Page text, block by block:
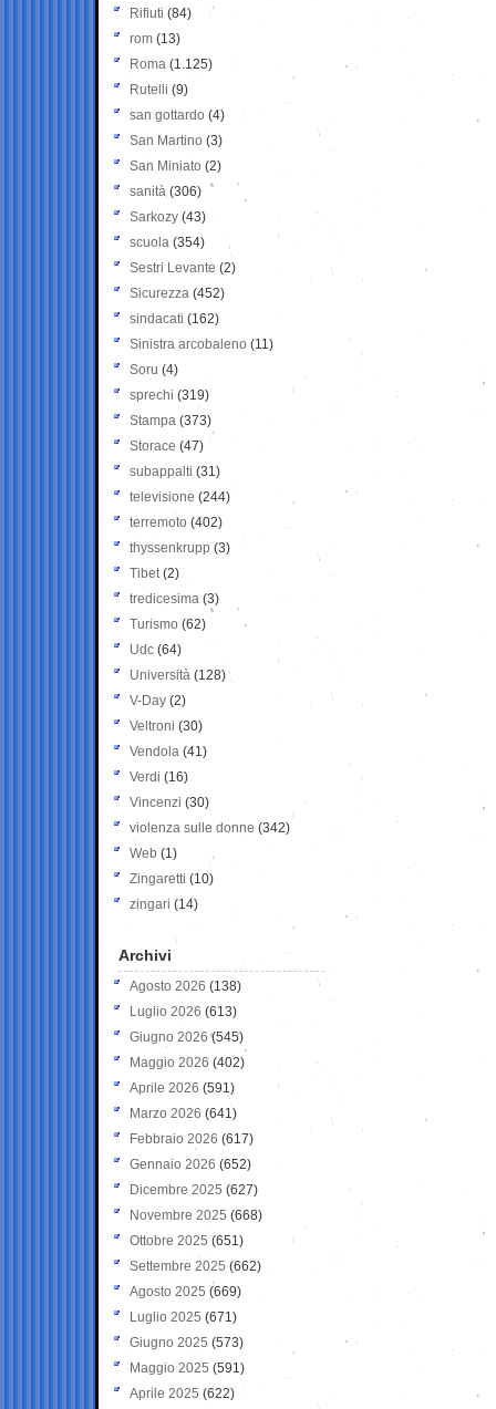
Rifiuti (84)
rom (13)
Roma (1.125)
Rutelli (9)
san gottardo (4)
San Martino (3)
San Miniato (2)
sanità (306)
Sarkozy (43)
scuola (354)
Sestri Levante (2)
Sicurezza (452)
sindacati (162)
Sinistra arcobaleno (11)
Soru (4)
sprechi (319)
Stampa (373)
Storace (47)
subappalti (31)
televisione(244)
terremoto (402)
thyssenkrupp (3)
Tibet(2)
tredicesima (3)
Turismo (62)
Udc (64)
Università (128)
V-Day (2)
Veltroni (30)
Vendola (41)
Verdi (16)
Vincenzi (30)
violenza sulle donne (342)
Web (1)
Zingaretti (10)
zingari (14)
Archivi
Agosto 2026 (138)
Luglio 2026 (613)
Giugno 2026 (545)
Maggio 2026 (402)
Aprile 2026 (591)
Marzo 2026 (641)
Febbraio 2026 (617)
Gennaio 2026 (652)
Dicembre 2025 (627)
Novembre 2025 (668)
Ottobre 2025 (651)
Settembre 2025 (662)
Agosto 2025 (669)
Luglio 2025 (671)
Giugno 2025 (573)
Maggio 2025 (591)
Aprile 2025 (622)